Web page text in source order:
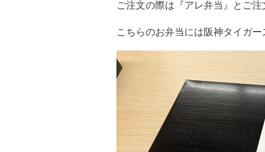
ご注文の際は『アレ弁当』とご注
こちらのお弁当には阪神タイガ